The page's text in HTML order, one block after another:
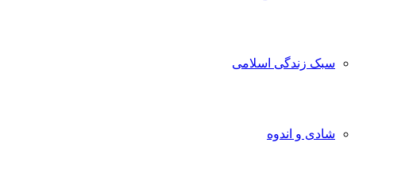
سبک زندگی اسلامی
شادی و اندوه